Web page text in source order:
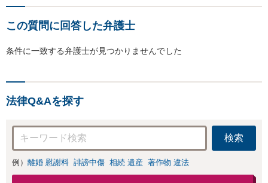
この質問に回答した弁護士
条件に一致する弁護士が見つかりませんでした
法律Q&Aを探す
検索
例） 離婚 慰謝料 誹謗中傷 相続 遺産 著作物 違法